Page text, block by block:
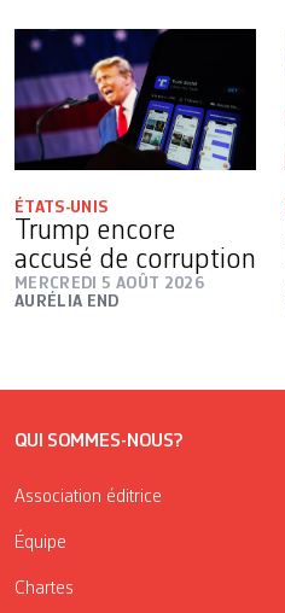
ÉTATS-UNIS
Trump encore
accusé de corruption
MERCREDI 5 AOÛT 2026
AURÉLIA END
QUI SOMMES-NOUS?
Association éditrice
Équipe
Chartes